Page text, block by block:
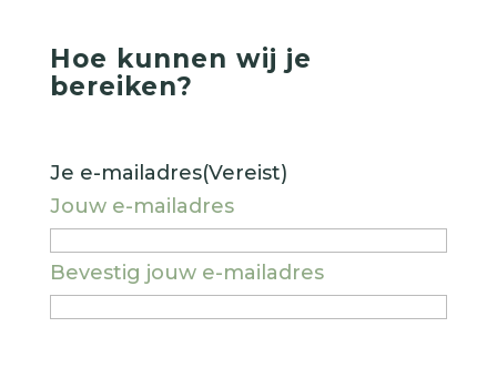
Hoe kunnen wij je
bereiken?
Je e-mailadres(Vereist)
Jouw e-mailadres
Bevestig jouw e-mailadres